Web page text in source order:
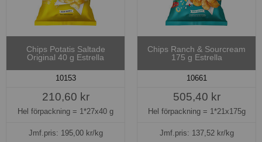
Chips Potatis Saltade
Original 40 g Estrella
10153
210,60 kr
Hel förpackning = 1*27x40 g
Jmf.pris: 195,00kr/kg
Chips Ranch & Sourcream
175 g Estrella
10661
505,40 kr
Hel förpackning = 1*21x175g
Jmf.pris: 137,52kr/kg